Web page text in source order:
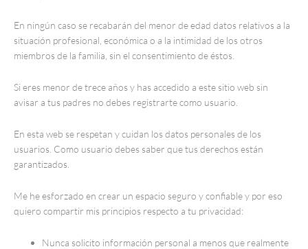
En ningún caso se recabarán del menor de edad datos relativos a la
situación profesional, económica o a la intimidad de los otros
miembros de la familia, sin el consentimiento de éstos.
Si eres menor de trece años y has accedido a este sitio web sin
avisar a tus padres no debes registrarte como usuario.
En esta web se respetan y cuidan los datos personales de los
usuarios. Como usuario debes saber que tus derechos están
garantizados.
Me he esforzado en crear un espacio seguro y confiable y por eso
quiero compartir mis principios respecto a tu privacidad:
Nunca solicito información personal a menos que realmente